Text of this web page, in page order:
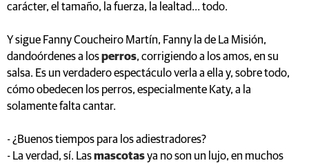
carácter, el tamaño, la fuerza, la lealtad… todo.
Y sigue Fanny Coucheiro Martín, Fanny la de La Misión,
dandoórdenes a losperros, corrigiendo a los amos, en su
salsa. Es un verdadero espectáculo verla a ella y, sobre todo,
cómo obedecen los perros, especialmente Katy, a la
solamente falta cantar.
- ¿Buenos tiempos para los adiestradores?
- La verdad, sí. Lasmascotasya no son un lujo, en muchos